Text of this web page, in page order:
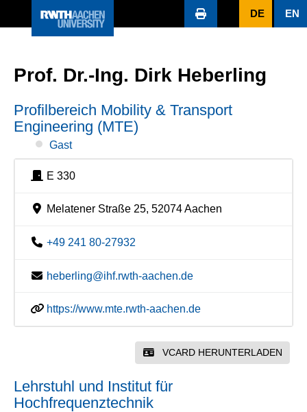
DE EN
Prof. Dr.-Ing. Dirk Heberling
Profilbereich Mobility & Transport
Engineering (MTE)
Gast
E 330
Melatener Straße 25, 52074 Aachen
+49 241 80-27932
heberling@ihf.rwth-aachen.de
https://www.mte.rwth-aachen.de
VCARD HERUNTERLADEN
Lehrstuhl und Institut für
Hochfrequenztechnik